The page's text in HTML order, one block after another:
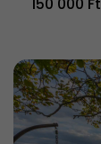
150 000 Ft